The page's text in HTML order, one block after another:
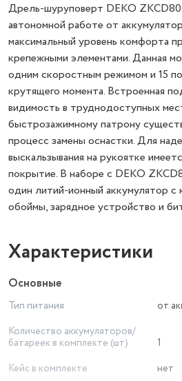
Дрель-шуруповерт DEKO
автономной работе от
максимальный уровень комфорта
крепежными элементами. Данная
одним скоростным режимом и 15
крутящего момента. Встроенная
видимость в труднодоступных
быстрозажимному патрону
процесс замены оснастки. Для
выскальзывания на рукоятке
покрытие. В наборе с DEKO
один литий-ионный аккумулятор с
обоймы, зарядное устройство и
Характеристики
Основные
Тип питания
от
Количество аккумуляторов/
батареек в комплекте (шт)
1
Кейс в комплекте
нет